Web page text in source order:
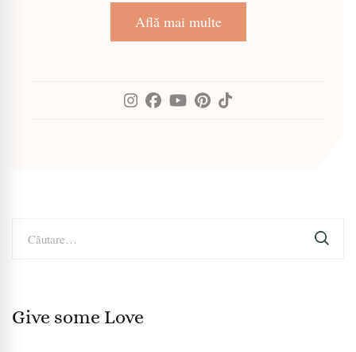
Află mai multe
după:
Give some Love